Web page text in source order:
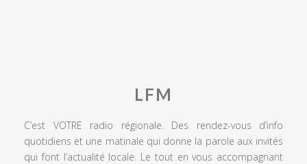
LFM
C’est VOTRE radio régionale. Des rendez-vous d’info
quotidiens et une matinale qui donne la parole aux invités
qui font l’actualité locale. Le tout en vous accompagnant